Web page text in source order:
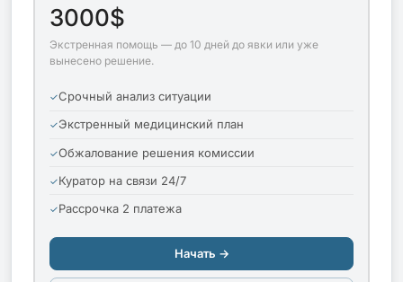
3000$
Экстренная помощь — до 10 дней до явки или уже
вынесено решение.
Срочный анализ ситуации
Экстренный медицинский план
Обжалование решения комиссии
Куратор на связи 24/7
Рассрочка 2 платежа
Начать →